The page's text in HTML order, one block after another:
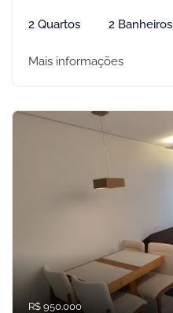
2 Quartos 2 Banheiros
Mais informações
R$ 950.000